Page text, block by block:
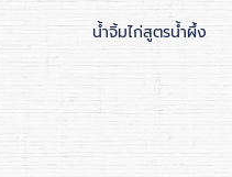
น้ำจิ้มไก่สูตรน้ำผึ้ง